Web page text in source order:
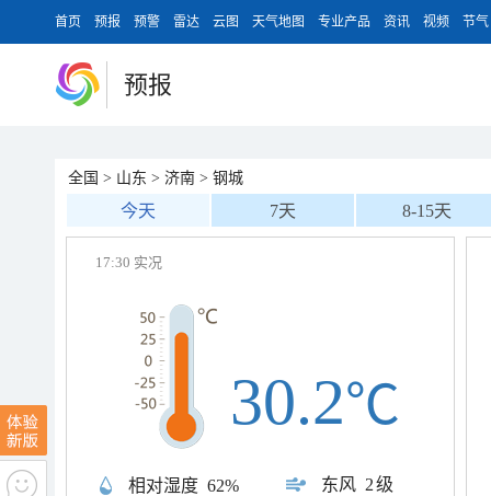
首页 预报 预警 雷达 云图 天气地图 专业产品 资讯 视频 节气
预报
全国 > 山东 > 济南 > 钢城
今天 7天 8-15天
17:30 实况
相对湿度 62% 东风 2级
30.2℃